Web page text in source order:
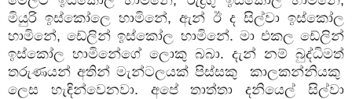
මියුරි ඉස්කෝලෙ හාමිනේ, ඇන් ඊ ද සිල්වා ඉස්කෝල
හාමිනේ,ඩේලින් ඉස්කෝල හාමිනේ. මා එකල ඩේලින්
ඉස්කෝල හාමිනේගේ ලොකු බබා. දැන් නම් බුද්ධිමත්
තරුණයන් අතින් මැන්ටලයක් පිස්සකු කාලකන්නියකු
ලෙස හැඳින්වෙනවා. අපේ තාත්තා දනියෙල්
සිල්වා